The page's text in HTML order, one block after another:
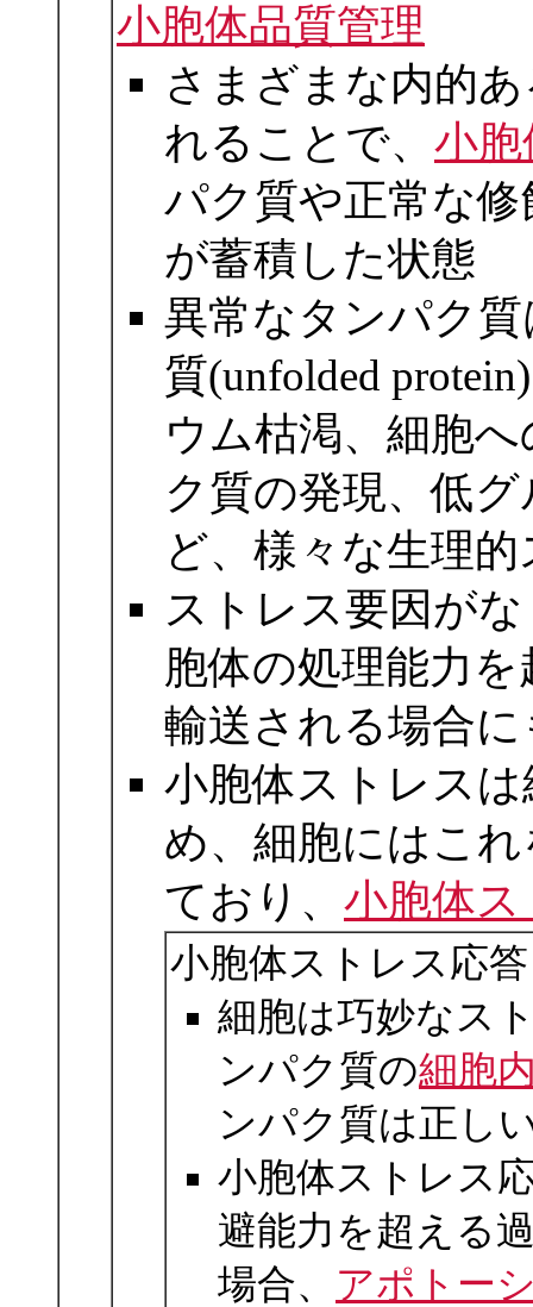
小胞体品質管理
さまざまな内的
れることで、 小胞
パク質や正常な
が蓄積した状態
異常なタンパク質
質(unfolded
ウム枯渇、細胞
ク質の発現、低
ど、様々な生理
ストレス要因が
胞体の処理能力
輸送される場合
小胞体ストレス
め、細胞にはこ
ており、 小胞体
小胞体ストレス応
細胞は巧妙なス
ンパク質の細胞
ンパク質は正し
小胞体ストレス
避能力を超える
場合、 アポトー